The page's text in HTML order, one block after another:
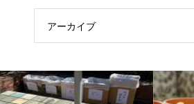
アーカイブ